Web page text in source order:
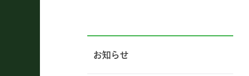
お知らせ